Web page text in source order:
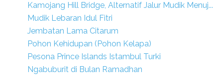
Kamojang Hill Bridge, Alternatif Jalur Mudik Menuj...
Mudik Lebaran Idul Fitri
Jembatan Lama Citarum
Pohon Kehidupan (Pohon Kelapa)
Pesona Prince Islands Istambul Turki
Ngabuburit di Bulan Ramadhan